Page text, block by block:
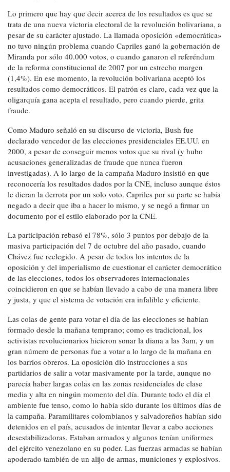
Lo primero que hay que decir acerca de los resultados es que se
trata de una nueva victoria electoral de la revolución bolivariana, a
pesar de su carácter ajustado. La llamada oposición «democrática»
no tuvo ningún problema cuando Capriles ganó la gobernación de
Miranda por sólo 40.000 votos, o cuando ganaron el referéndum
de la reforma constitucional de 2007 por un estrecho margen
(1,4%). En ese momento, la revolución bolivariana aceptó los
resultados como democráticos. El patrón es claro, cada vez que la
oligarquía gana acepta el resultado, pero cuando pierde, grita
fraude.
Como Maduro señaló en su discurso de victoria, Bush fue
declarado vencedor de las elecciones presidenciales EE.UU. en
2000, a pesar de conseguir menos votos que su rival (y hubo
acusaciones generalizadas de fraude que nunca fueron
investigadas). A lo largo de la campaña Maduro insistió en que
reconocería los resultados dados por la CNE, incluso aunque éstos
le dieran la derrota por un solo voto. Capriles por su parte se había
negado a decir que iba a hacer lo mismo, y se negó a firmar un
documento por el estilo elaborado por la CNE.
La participación rebasó el 78%, sólo 3 puntos por debajo de la
masiva participación del 7 de octubre del año pasado, cuando
Chávez fue reelegido. A pesar de todos los intentos de la
oposición y del imperialismo de cuestionar el carácter democrático
de las elecciones, todos los observadores internacionales
coincidieron en que se habían llevado a cabo de una manera libre
y justa, y que el sistema de votación era infalible y eficiente.
Las colas de gente para votar el día de las elecciones se habían
formado desde la mañana temprano; como es tradicional, los
activistas revolucionarios hicieron sonar la diana a las 3am, y un
gran número de personas fue a votar a lo largo de la mañana en
los barrios obreros. La oposición dio instrucciones a sus
partidarios de salir a votar masivamente por la tarde, aunque no
parecía haber largas colas en las zonas residenciales de clase
media y alta en ningún momento del día. Durante todo el día el
ambiente fue tenso, como lo había sido durante los últimos días de
la campaña. Paramilitares colombianos y salvadoreños habían sido
detenidos en el país, acusados ​​de intentar llevar a cabo acciones
desestabilizadoras. Estaban armados y algunos tenían uniformes
del ejército venezolano en su poder. Las fuerzas armadas se habían
apoderado también de un alijo de armas, municiones y explosivos.